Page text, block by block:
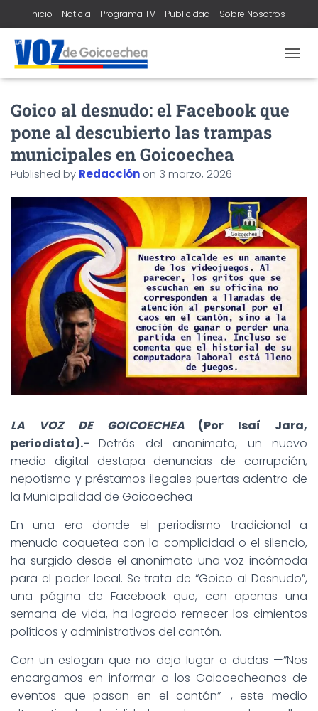
Inicio Noticia Programa TV Publicidad Sobre Nosotros
O
G
A
T
I
O
Goico al desnudo: el Facebook que
pone al descubierto las trampas
municipales en Goicoechea
Published by Redacción on 3 marzo, 2026
LA VOZ DE GOICOECHEA (Por Isaí Jara,
periodista).-Detrás del anonimato, un nuevo
medio digital destapa denuncias de corrupción,
nepotismo y préstamos ilegales puertas adentro de
la Municipalidad de Goicoechea
En una era donde el periodismo tradicional a
menudo coquetea con la complicidad o el silencio,
ha surgido desde el anonimato una voz incómoda
para el poder local. Se trata de “Goico al Desnudo”,
una página de Facebook que, con apenas una
semana de vida, ha logrado remecer los cimientos
políticos y administrativos del cantón.
Con un eslogan que no deja lugar a dudas —”Nos
encargamos en informar a los Goicoecheanos de
eventos que pasan en el cantón”—, este medio